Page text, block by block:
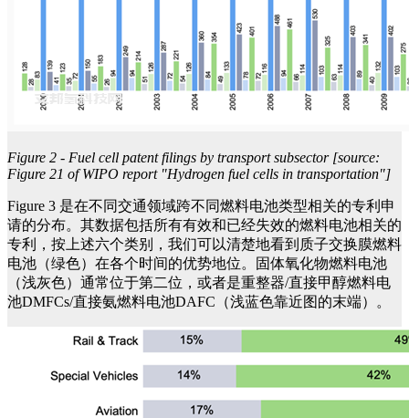
Figure 2 - Fuel cell patent filings by transport subsector [source:
Figure 21 of WIPO report "Hydrogen fuel cells in transportation"]
Figure 3 是在不同交通领域跨不同燃料电池类型相关的专利申
请的分布。其数据包括所有有效和已经失效的燃料电池相关的
专利，按上述六个类别，我们可以清楚地看到质子交换膜燃料
电池（绿色）在各个时间的优势地位。固体氧化物燃料电池
（浅灰色）通常位于第二位，或者是重整器/直接甲醇燃料电
池DMFCs/直接氨燃料电池DAFC（浅蓝色靠近图的末端）。